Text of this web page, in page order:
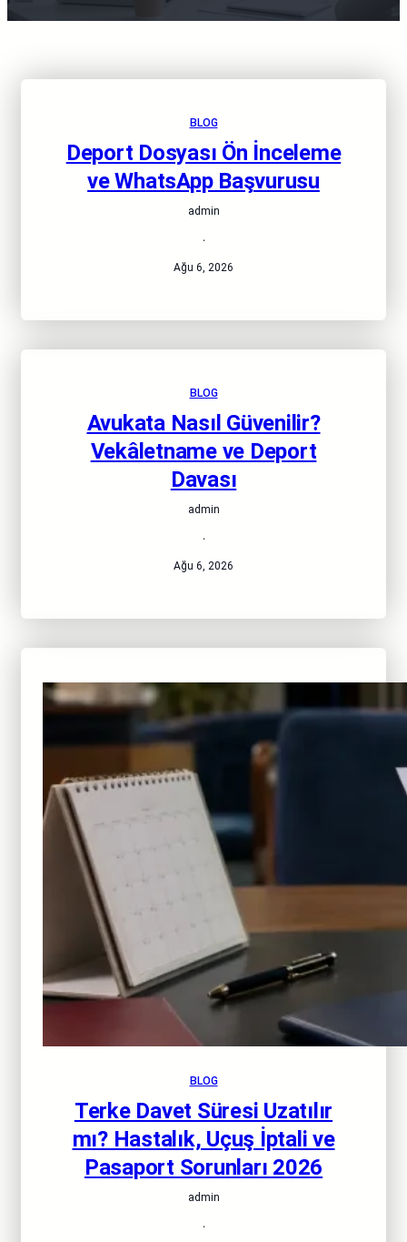
BLOG
Deport Dosyası Ön İnceleme
ve WhatsApp Başvurusu
admin
·
Ağu 6, 2026
BLOG
Avukata Nasıl Güvenilir?
Vekâletname ve Deport
Davası
admin
·
Ağu 6, 2026
BLOG
Terke Davet Süresi Uzatılır
mı? Hastalık, Uçuş İptali ve
Pasaport Sorunları 2026
admin
·